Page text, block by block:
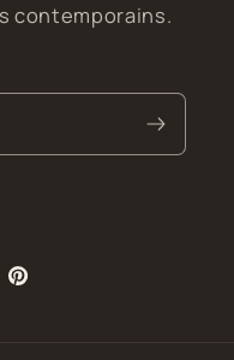
contemporains.
Pinterest